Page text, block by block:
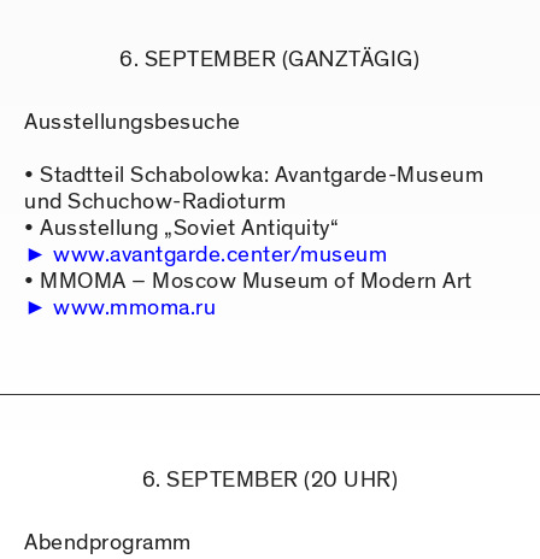
6. SEPTEMBER (GANZTÄGIG)
Ausstellungsbesuche
• Stadtteil Schabolowka: Avantgarde-Museum
und Schuchow-Radioturm
• Ausstellung „Soviet Antiquity“
www.avantgarde.center/museum
• MMOMA – Moscow Museum of Modern Art
www.mmoma.ru
6. SEPTEMBER (20 UHR)
Abendprogramm